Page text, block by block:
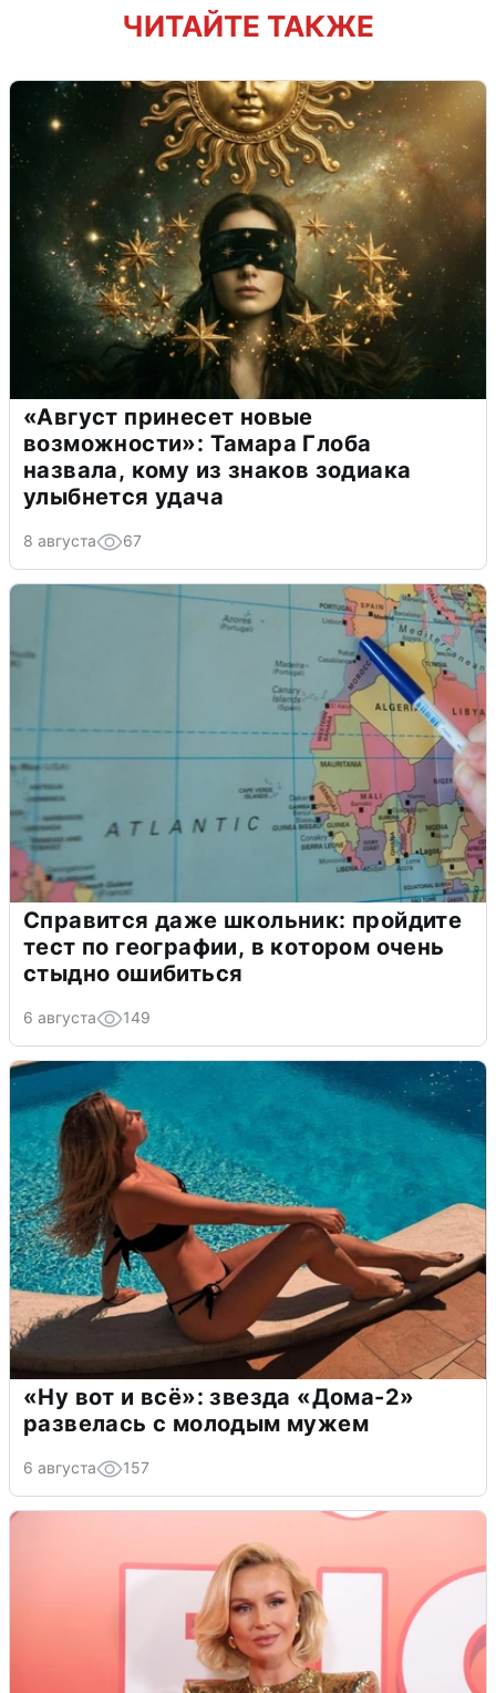
ЧИТАЙТЕ ТАКЖЕ
«Август принесет новые
возможности»: Тамара Глоба
назвала, кому из знаков зодиака
улыбнется удача
8 августа 67
Справится даже школьник: пройдите
тест по географии, в котором очень
стыдно ошибиться
6 августа 149
«Ну вот и всё»: звезда «Дома-2»
развелась с молодым мужем
6 августа 157